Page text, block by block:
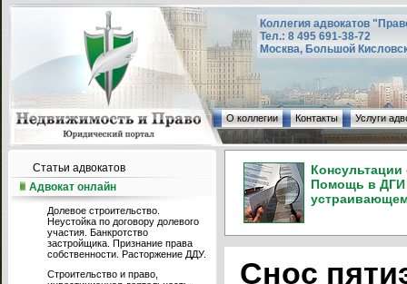
Коллегия адвокатов
Тел.: 8 495 691-38-72
Москва, Большой
О коллегии Контакты Услуги
Статьи адвокатов
Адвокат онлайн
Долевое строительство.
Неустойка по договору долевого
участия. Банкротство
застройщика. Признание права
собственности. Расторжение ДДУ.
Строительство и право,
Помощь в ДГИ
Снос